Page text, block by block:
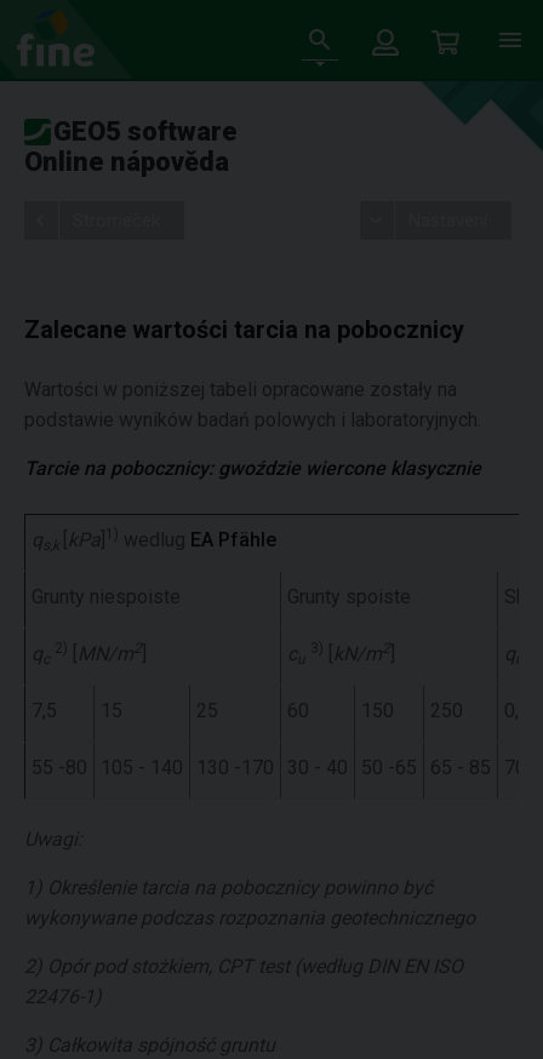
GEO5 software
Online nápověda
Zalecane wartości tarcia na pobocznicy
Wartości w poniższej tabeli opracowane zostały na
podstawie wyników badań polowych i laboratoryjnych.
Tarcie na pobocznicy: gwoździe wiercone klasycznie
qs,k kPa wedlug EA Pfähle
Grunty niespoiste Grunty spoiste
q 2) MN/m2 c u
3) kN/m2 qu,k
7,5 15 25 60 150 250 0,5
55 -80 105 - 140 130 -170 30 - 40 50 -65 65 - 85 70 -
Uwagi:
1) Określenie tarcia na pobocznicy powinno być
wykonywane podczas rozpoznania geotechnicznego
2) Opór pod stożkiem, CPT test (według DIN EN ISO
22476-1)
3) Całkowita spójność gruntu